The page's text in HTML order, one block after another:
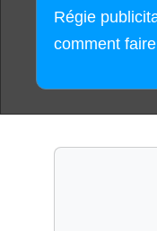
Régie
comment